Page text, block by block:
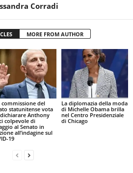
Corradi
MORE FROM AUTHOR
commissione del
statunitense vota
Anthony
colpevole di
al Senato in
all’indagine sul
19
La diplomazia della moda
di Michelle Obama brilla
nel Centro Presidenziale
di Chicago